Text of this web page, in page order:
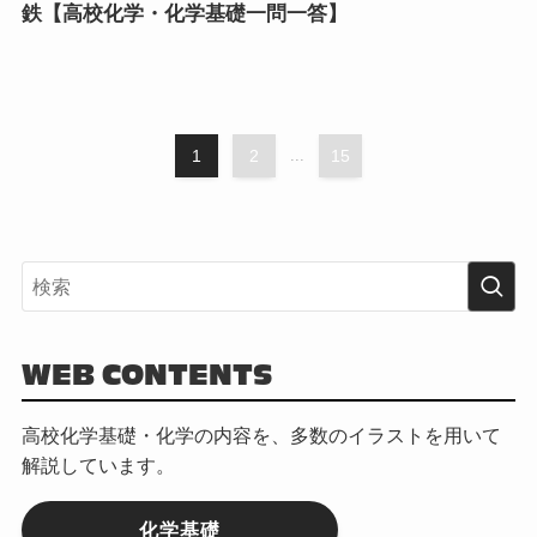
鉄【高校化学・化学基礎一問一答】
1 2 15
WEB CONTENTS
高校化学基礎・化学の内容を、多数のイラストを用いて
解説しています。
化学基礎